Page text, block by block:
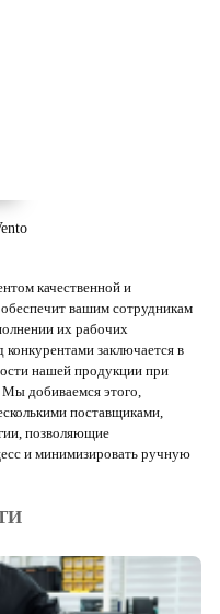
качественной и
вашим сотрудникам
их рабочих
заключается в
нашей продукции при
добиваемся этого,
поставщиками,
позволяющие
и минимизировать ручную